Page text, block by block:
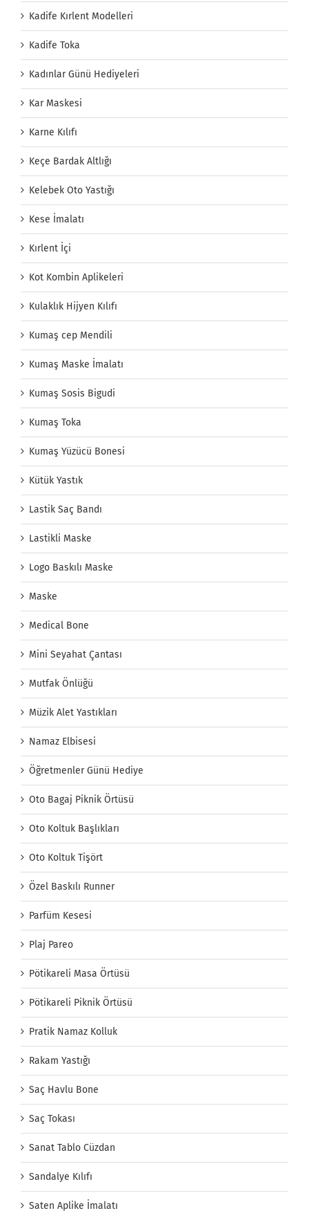
Kadife Kırlent Modelleri
Kadife Toka
Kadınlar Günü Hediyeleri
Kar Maskesi
Karne Kılıfı
Keçe Bardak Altlığı
Kelebek Oto Yastığı
Kese İmalatı
Kırlent İçi
Kot Kombin Aplikeleri
Kulaklık Hijyen Kılıfı
Kumaş cep Mendili
Kumaş Maske İmalatı
Kumaş Sosis Bigudi
Kumaş Toka
Kumaş Yüzücü Bonesi
Kütük Yastık
Lastik Saç Bandı
Lastikli Maske
Logo Baskılı Maske
Maske
Medical Bone
Mini Seyahat Çantası
Mutfak Önlüğü
Müzik Alet Yastıkları
Namaz Elbisesi
Öğretmenler Günü Hediye
Oto Bagaj Piknik Örtüsü
Oto Koltuk Başlıkları
Oto Koltuk Tişört
Özel Baskılı Runner
Parfüm Kesesi
Plaj Pareo
Pötikareli Masa Örtüsü
Pötikareli Piknik Örtüsü
Pratik Namaz Kolluk
Rakam Yastığı
Saç Havlu Bone
Saç Tokası
Sanat Tablo Cüzdan
Sandalye Kılıfı
Saten Aplike İmalatı